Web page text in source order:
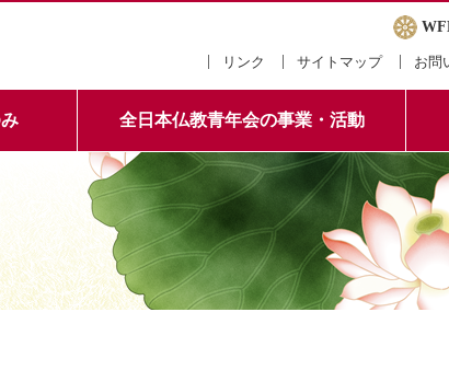
リンク サイトマップ お問
全日本仏教青年会の事業・活動